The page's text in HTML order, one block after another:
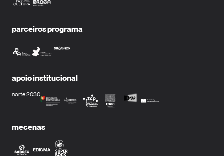
parceiros programa
apoio institucional
norte 2030
mecenas